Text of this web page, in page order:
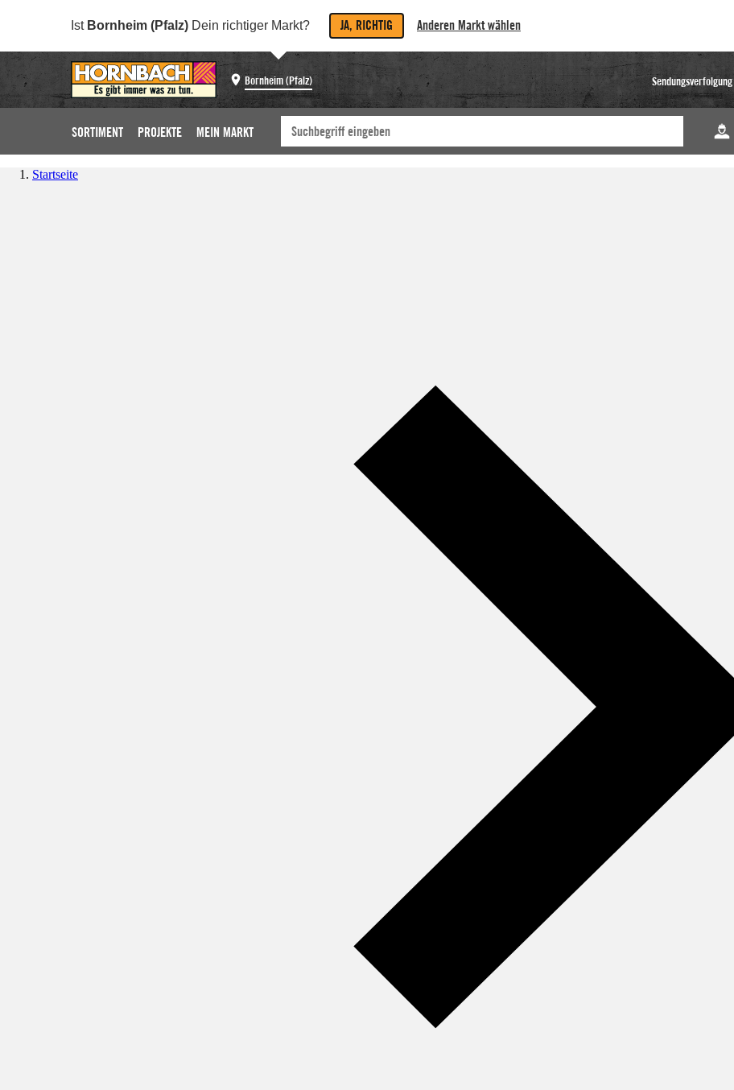
Ist Bornheim (Pfalz) Dein richtiger Markt? JA, RICHTIG Anderen Markt wählen
Bornheim (Pfalz) Sendungsverfolgung
SORTIMENT PROJEKTE MEIN MARKT
Startseite